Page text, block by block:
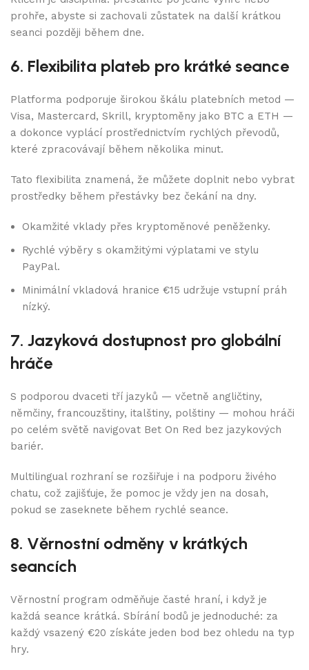
prohře, abyste si zachovali zůstatek na další krátkou
seanci později během dne.
6. Flexibilita plateb pro krátké seance
Platforma podporuje širokou škálu platebních metod —
Visa, Mastercard, Skrill, kryptoměny jako BTC a ETH —
a dokonce vyplácí prostřednictvím rychlých převodů,
které zpracovávají během několika minut.
Tato flexibilita znamená, že můžete doplnit nebo vybrat
prostředky během přestávky bez čekání na dny.
Okamžité vklady přes kryptoměnové peněženky.
Rychlé výběry s okamžitými výplatami ve stylu
PayPal.
Minimální vkladová hranice €15 udržuje vstupní práh
nízký.
7. Jazyková dostupnost pro globální
hráče
S podporou dvaceti tří jazyků — včetně angličtiny,
němčiny, francouzštiny, italštiny, polštiny — mohou hráči
po celém světě navigovat Bet On Red bez jazykových
bariér.
Multilingual rozhraní se rozšiřuje i na podporu živého
chatu, což zajišťuje, že pomoc je vždy jen na dosah,
pokud se zaseknete během rychlé seance.
8. Věrnostní odměny v krátkých
seancích
Věrnostní program odměňuje časté hraní, i když je
každá seance krátká. Sbírání bodů je jednoduché: za
každý vsazený €20 získáte jeden bod bez ohledu na typ
hry.